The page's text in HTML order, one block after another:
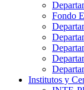
Fondo
Institutos y